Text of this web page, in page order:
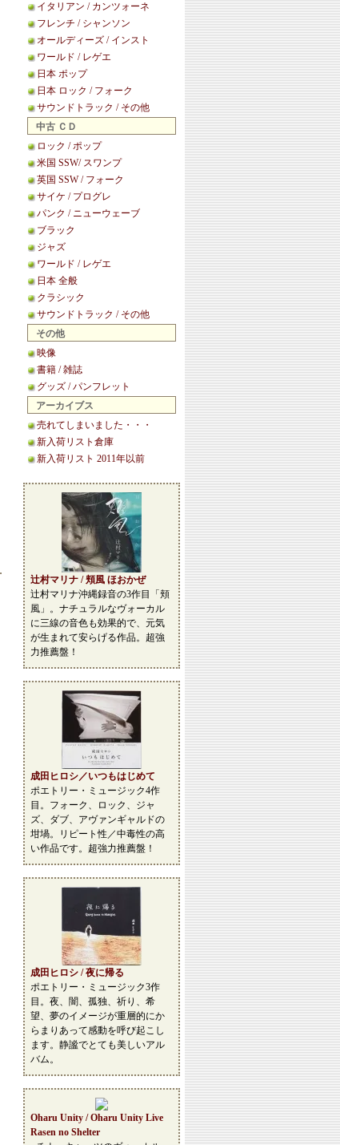
イタリアン / カンツォーネ
フレンチ / シャンソン
オールディーズ / インスト
ワールド / レゲエ
日本 ポップ
日本 ロック / フォーク
サウンドトラック / その他
中古 ＣＤ
ロック / ポップ
米国 SSW/ スワンプ
英国 SSW / フォーク
サイケ / プログレ
パンク / ニューウェーブ
ブラック
ジャズ
ワールド / レゲエ
日本 全般
クラシック
サウンドトラック / その他
その他
映像
書籍 / 雑誌
グッズ / パンフレット
アーカイブス
売れてしまいました・・・
新入荷リスト倉庫
新入荷リスト 2011年以前
辻村マリナ / 頬風 ほおかぜ
辻村マリナ沖縄録音の3作目「頬
風」。ナチュラルなヴォーカル
に三線の音色も効果的で、元気
が生まれて安らげる作品。超強
力推薦盤！
成田ヒロシ／いつもはじめて
ポエトリー・ミュージック4作
目。フォーク、ロック、ジャ
ズ、ダブ、アヴァンギャルドの
坩堝。リピート性／中毒性の高
い作品です。超強力推薦盤！
成田ヒロシ / 夜に帰る
ポエトリー・ミュージック3作
目。夜、闇、孤独、祈り、希
望、夢のイメージが重層的にか
らまりあって感動を呼び起こし
ます。静謐でとても美しいアル
バム。
Oharu Unity / Oharu Unity Live
Rasen no Shelter